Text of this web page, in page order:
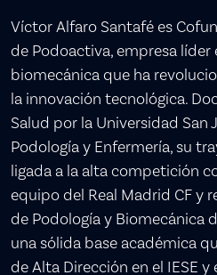
Víctor Alfaro Santafé es
de Podoactiva, empresa líder
biomecánica que ha
la innovación tecnológica.
Salud por la Universidad San
Podología y Enfermería, su
ligada a la alta competición
equipo del Real Madrid CF y
de Podología y Biomecánica
una sólida base académica
de Alta Dirección en el IESE